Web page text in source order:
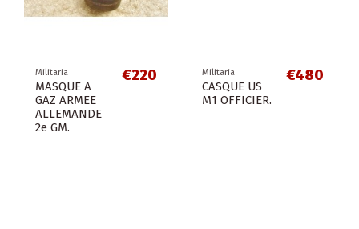
Militaria
MASQUE A
GAZ ARMEE
ALLEMANDE
2e GM.
€220 Militaria
CASQUE US
M1 OFFICIER.
€480